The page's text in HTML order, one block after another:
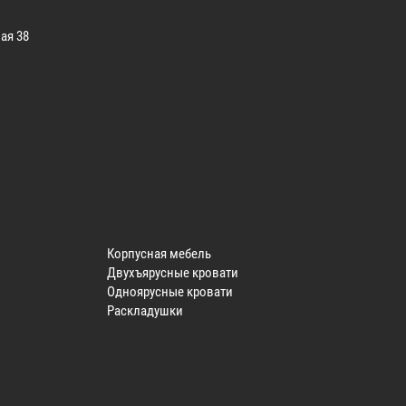
38
Корпусная мебель
Двухъярусные кровати
Одноярусные кровати
Раскладушки